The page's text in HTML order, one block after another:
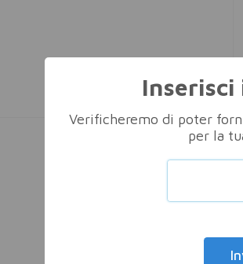
Inserisci
Verificheremo di poter
per la